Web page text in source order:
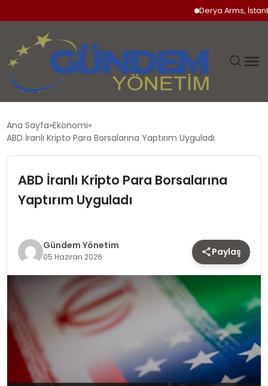
Derya Arms,
DÜNYA
EKONOMI
SPOR
TEKNOLOJI
YAŞAM
Ana Sayfa Ekonomi
ABD İranlı Kripto Para Borsalarına Yaptırım Uyguladı
ABD İranlı Kripto Para Borsalarına
Yaptırım Uyguladı
Gündem Yönetim
05 Haziran 2026 Paylaş